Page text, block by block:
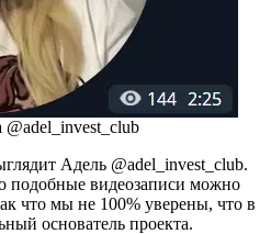
Адель @adel_invest_club.
подобные видеозаписи можно
что мы не 100% уверены, что в
основатель проекта.